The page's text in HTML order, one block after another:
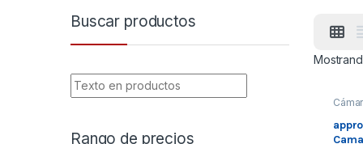
cia
Buscar productos
Rango de precios